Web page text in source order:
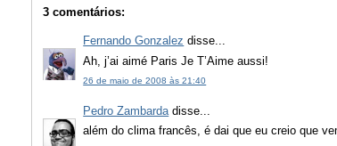
3 comentários:
Fernando Gonzalez disse...
Ah, j’ai aimé Paris Je T’Aime aussi!
26 de maio de 2008 às 21:40
Pedro Zambarda disse...
além do clima francês, é dai que eu creio que